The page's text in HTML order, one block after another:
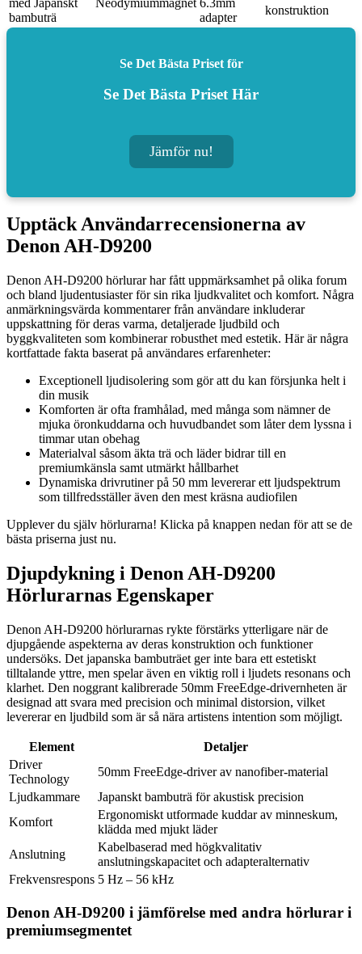
bambuträ
adapter
konstruktion
Se Det Bästa Priset för
Se Det Bästa Priset Här
Jämför nu!
Upptäck Användarrecensionerna av
Denon AH-D9200
Denon AH-D9200 hörlurar har fått uppmärksamhet på olika forum
och bland ljudentusiaster för sin rika ljudkvalitet och komfort. Några
anmärkningsvärda kommentarer från användare inkluderar
uppskattning för deras varma, detaljerade ljudbild och
byggkvaliteten som kombinerar robusthet med estetik. Här är några
kortfattade fakta baserat på användares erfarenheter:
Exceptionell ljudisolering som gör att du kan försjunka helt i
din musik
Komforten är ofta framhålad, med många som nämner de
mjuka öronkuddarna och huvudbandet som låter dem lyssna i
timmar utan obehag
Materialval såsom äkta trä och läder bidrar till en
premiumkänsla samt utmärkt hållbarhet
Dynamiska drivrutiner på 50 mm levererar ett ljudspektrum
som tillfredsställer även den mest kräsna audiofilen
Upplever du själv hörlurarna! Klicka på knappen nedan för att se de
bästa priserna just nu.
Djupdykning i Denon AH-D9200
Hörlurarnas Egenskaper
Denon AH-D9200 hörlurarnas rykte förstärks ytterligare när de
djupgående aspekterna av deras konstruktion och funktioner
undersöks. Det japanska bambuträet ger inte bara ett estetiskt
tilltalande yttre, men spelar även en viktig roll i ljudets resonans och
klarhet. Den noggrant kalibrerade 50mm FreeEdge-drivernheten är
designad att svara med precision och minimal distorsion, vilket
levererar en ljudbild som är så nära artistens intention som möjligt.
Element
Detaljer
Driver
Technology
50mm FreeEdge-driver av nanofiber-material
Ljudkammare
Japanskt bambuträ för akustisk precision
Komfort
Ergonomiskt utformade kuddar av minneskum,
klädda med mjukt läder
Anslutning
Kabelbaserad med högkvalitativ
anslutningskapacitet och adapteralternativ
Frekvensrespons 5 Hz – 56 kHz
Denon AH-D9200 i jämförelse med andra hörlurar i
premiumsegmentet